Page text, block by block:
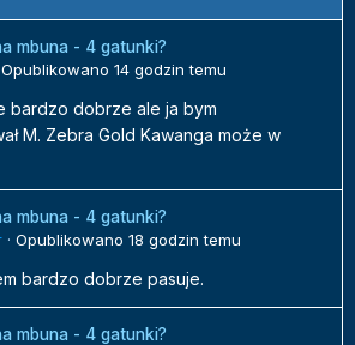
mbuna - 4 gatunki?
Opublikowano 14 godzin temu
bardzo dobrze ale ja bym
M. Zebra Gold Kawanga może w
mbuna - 4 gatunki?
· Opublikowano 18 godzin temu
bardzo dobrze pasuje.
mbuna - 4 gatunki?